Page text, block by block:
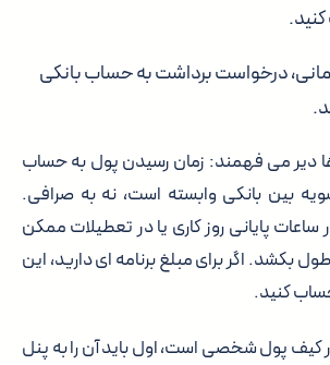
درخواست برداشت به حساب بانکی
دیر می فهمند: زمان رسیدن پول به حساب
بین بانکی وابسته است، نه به صرافی.
پایانی روز کاری یا در تعطیلات ممکن
بکشد. اگر برای مبلغ برنامه ای دارید، این
کنید.
کیف پول شخصی است، اول باید آن را به پنل